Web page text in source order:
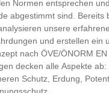
Normen entsprechen
abgestimmt sind. Bereits
unsere
und erstellen ein
nach ÖVE/ÖNORM EN
decken alle Aspekte
Schutz, Erdung,